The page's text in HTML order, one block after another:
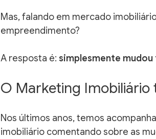
Mas, falando em mercado
empreendimento?
A resposta é: simplesmente mudou
O Marketing
Nos últimos anos, temos
imobiliário comentando sobre as